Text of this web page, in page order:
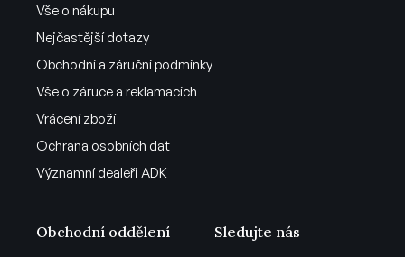
Vše o nákupu
Nejčastější dotazy
Obchodní a záruční podmínky
Vše o záruce a reklamacích
Vrácení zboží
Ochrana osobních dat
Významní dealeři ADK
Obchodní oddělení Sledujte nás